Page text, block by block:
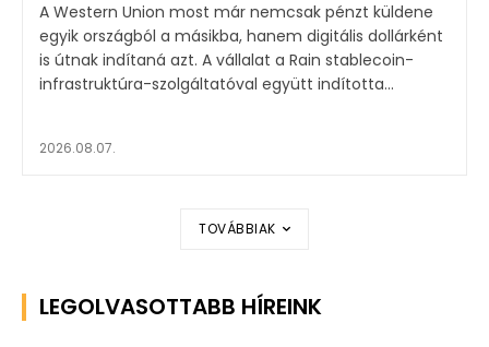
A Western Union most már nemcsak pénzt küldene
egyik országból a másikba, hanem digitális dollárként
is útnak indítaná azt. A vállalat a Rain stablecoin-
infrastruktúra-szolgáltatóval együtt indította...
2026.08.07.
TOVÁBBIAK
LEGOLVASOTTABB HÍREINK